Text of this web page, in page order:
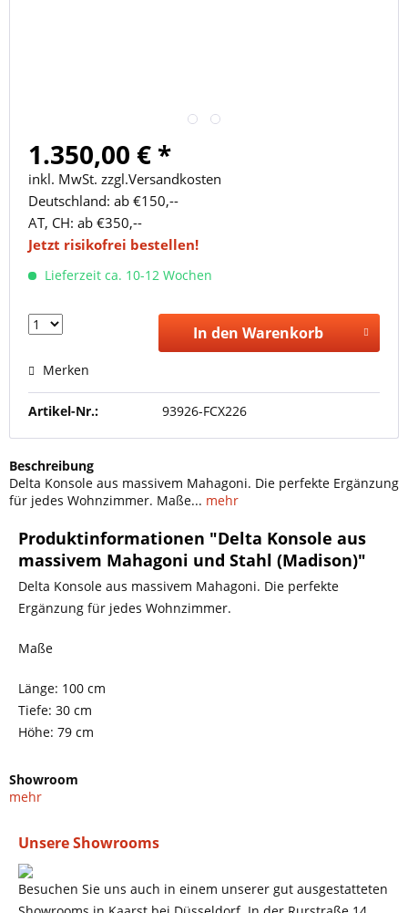
1.350,00 € *
inkl. MwSt. zzgl.Versandkosten
Deutschland: ab €150,--
AT, CH: ab €350,--
Jetzt risikofrei bestellen!
Lieferzeit ca. 10-12 Wochen
In den Warenkorb
Merken
Artikel-Nr.: 93926-FCX226
Beschreibung
Delta Konsole aus massivem Mahagoni. Die perfekte Ergänzung
für jedes Wohnzimmer. Maße... mehr
Produktinformationen "Delta Konsole aus
massivem Mahagoni und Stahl (Madison)"
Delta Konsole aus massivem Mahagoni. Die perfekte
Ergänzung für jedes Wohnzimmer.
Maße
Länge: 100 cm
Tiefe: 30 cm
Höhe: 79 cm
Showroom
mehr
Unsere Showrooms
Besuchen Sie uns auch in einem unserer gut ausgestatteten